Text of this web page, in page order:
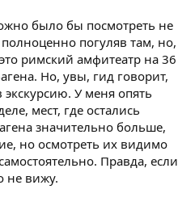
было бы посмотреть не
полноценно погуляв там, но,
римский амфитеатр на 36
Но, увы, гид говорит,
экскурсию. У меня опять
мест, где остались
значительно больше,
но осмотреть их видимо
Правда, если
не вижу.